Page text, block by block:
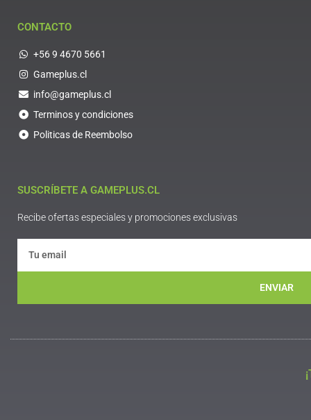
CONTACTO
+56 9 4670 5661
Gameplus.cl
info@gameplus.cl
Terminos y condiciones
Politicas de Reembolso
SUSCRÍBETE A GAMEPLUS.CL
Recibe ofertas especiales y promociones exclusivas
ENVIAR